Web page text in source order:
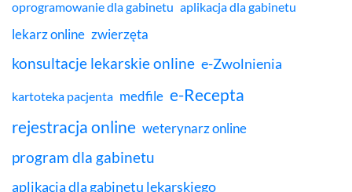
oprogramowanie dla gabinetu aplikacja dla gabinetu
lekarz online zwierzęta
konsultacje lekarskie online e-Zwolnienia
kartoteka pacjenta medfile e-Recepta
rejestracja online weterynarz online
program dla gabinetu
aplikacja dla gabinetu lekarskiego